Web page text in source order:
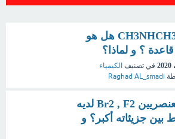
المركب CH3NHCH3 هل هو
؟ و لماذا؟
في تصنيف الكيمياء
Raghad AL_smadi
أي من العنصريين Br2 , F2 لديه
بين جزيئاته أكبر؟ و